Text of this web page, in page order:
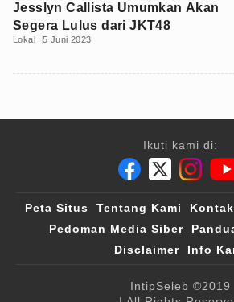
Jesslyn Callista Umumkan Akan
Segera Lulus dari JKT48
Lokal 5 Juni 2023
Ikuti kami di:
Peta Situs Tentang Kami
Pedoman Media Siber
Disclaimer
Info
IntipSeleb ©2019